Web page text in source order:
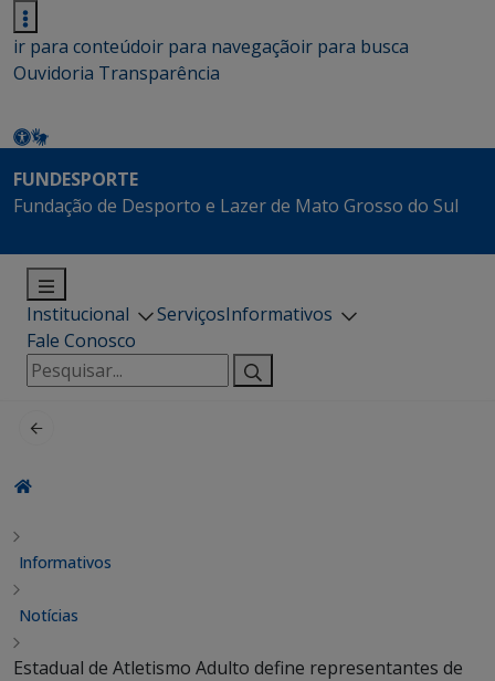
ir para conteúdoir para navegaçãoir para busca
Ouvidoria Transparência
FUNDESPORTE
Fundação de Desporto e Lazer de Mato Grosso do Sul
Institucional ServiçosInformativos
Fale Conosco
Pesquisar
por:
Informativos
Notícias
Estadual de Atletismo Adulto define representantes de